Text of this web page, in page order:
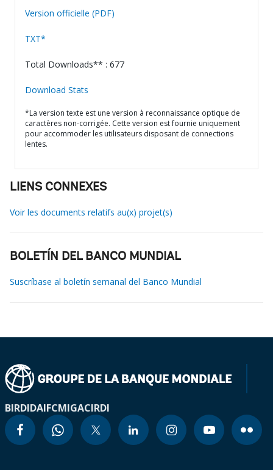
Version officielle (PDF)
TXT*
Total Downloads** : 677
Download Stats
*La version texte est une version à reconnaissance optique de
caractères non-corrigée. Cette version est fournie uniquement
pour accommoder les utilisateurs disposant de connections
lentes.
LIENS CONNEXES
Voir les documents relatifs au(x) projet(s)
BOLETÍN DEL BANCO MUNDIAL
Suscríbase al boletín semanal del Banco Mundial
BIRDIDAIFCMIGACIRDI